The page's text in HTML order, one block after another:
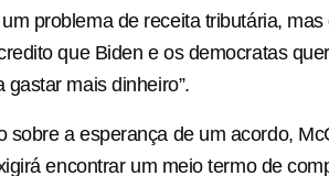
problema de receita tributária,
que Biden e os democratas
gastar mais dinheiro”.
sobre a esperança de um acordo,
encontrar um meio termo de